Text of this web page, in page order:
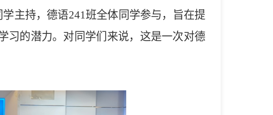
主持，德语241班全体同学参与，旨在提
习的潜力。对同学们来说，这是一次对德